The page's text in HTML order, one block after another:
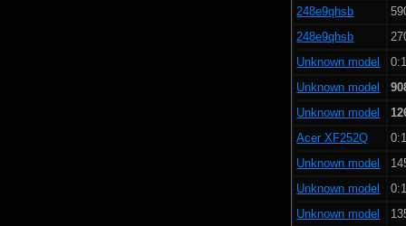
248e9qhsb
248e9qhsb
Unknown model
Unknown model
Unknown model
Acer XF252Q
Unknown model
Unknown model
Unknown model